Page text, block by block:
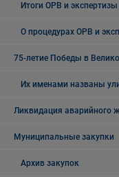
Итоги ОРВ и
О процедурах ОРВ и
75-летие Победы в
Их именами названы
Ликвидация аварийного
Муниципальные закупки
Архив закупок